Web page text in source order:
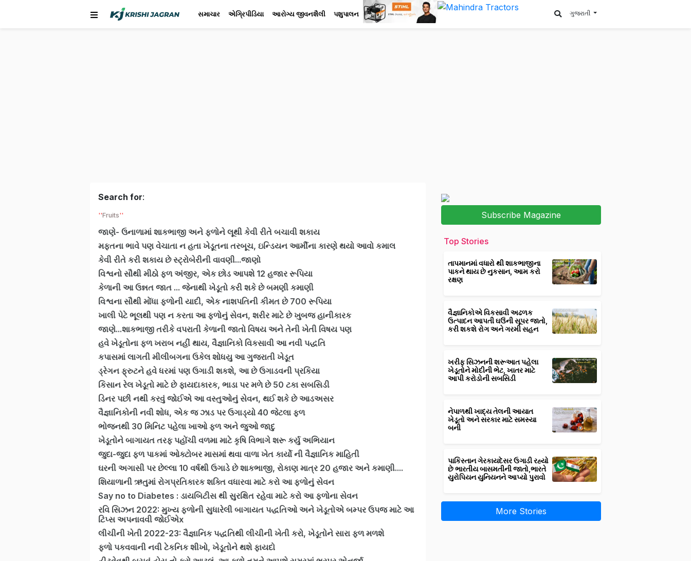
સમાચાર એગ્રિપીડિયા આરોગ્ય જીવનશૈલી પશુપાલન ગુજરાતી
Search for:
Fruits
જાણે- ઉનાળામાં શાકભાજી અને ફળોને લૂથી કેવી રીતે બચાવી શકાય
મફતના ભાવે પણ વેચાતા ન હતા ખેડૂતના તરબૂચ, ઇન્ડિયન આર્મીના કારણે થયો આવો કમાલ
કેવી રીતે કરી શકાય છે સ્ટ્રોબેરીની વાવણી...જાણો
વિશ્વનો સૌથી મીઠો ફળ અંજીર, એક છોડ આપશે 12 હજાર રૂપિયા
કેળાની આ ઉન્નત જાત ... જેનાથી ખેડૂતો કરી શકે છે બમણી કમાણી
વિશ્વના સૌથી મોંધા ફળોની યાદી, એક નાશપતિની કીમત છે 700 રૂપિયા
ખાલી પેટે ભૂલથી પણ ન કરતા આ ફળોનું સેવન, શરીર માટે છે ખુબજ હાનીકારક
જાણે...શાકભાજી તરીકે વપરાતી કેળાની જાતો વિષય અને તેની ખેતી વિષય પણ
હવે ખેડૂતોના ફળ ખરાબ નહીં થાય, વૈજ્ઞાનિકો વિકસાવી આ નવી પદ્ધતિ
કપાસમાં લાગતી મીલીબગના ઉકેલ શોધયુ આ ગુજરાતી ખેડૂત
ડ્રેગન ફ્રુટને હવે ધરમાં પણ ઉગાડી શકશે, આ છે ઉગાડવની પ્રકિયા
કિસાન રેલ ખેડૂતો માટે છે ફાયદાકારક, ભાડા પર મળે છે 50 ટકા સબસિડી
ડિનર પછી નથી કરવું જોઈએ આ વસ્તુઓનું સેવન, થઈ શકે છે આડઅસર
વૈજ્ઞાનિકોની નવી શોધ, એક જ ઝાડ પર ઉગાડ્યો 40 જેટલા ફળ
ભોજનથી 30 મિનિટ પહેલા ખાઓ ફળ અને જુઓ જાદુ
ખેડૂતોને બાગાયત તરફ પહોંચી વળમા માટે કૃષિ વિભાગે શરૂ કર્યુ અભિયાન
જુદા-જુદા ફળ પાકમાં ઓક્ટોબર માસમાં થવા વાળા ખેત કાર્યો ની વૈજ્ઞાનિક માહિતી
ઘરની અગાસી પર છેલ્લા 10 વર્ષથી ઉગાડે છે શાકભાજી, રોકાણ માત્ર 20 હજાર અને કમાણી....
શિયાળાની ઋતુમાં રોગપ્રતિકારક શક્તિ વધારવા માટે કરો આ ફળોનું સેવન
Say no to Diabetes : ડાયબિટીસ થી સુરક્ષિત રહેવા માટે કરો આ ફળોના સેવન
રવિ સિઝન 2022: મુખ્ય ફળોની સુધારેલી બાગાયત પદ્ધતિઓ અને ખેડૂતોએ બમ્પર ઉપજ માટે આ
ટિપ્સ અપનાવવી જોઈએx
લીચીની ખેતી 2022-23: વૈજ્ઞાનિક પદ્ધતિથી લીચીની ખેતી કરો, ખેડૂતોને સારા ફળ મળશે
ફળો પકવવાની નવી ટેકનિક શીખો, ખેડૂતોને થશે ફાયદો
Subscribe Magazine
Top Stories
તાપમાનમાં વધારો થી શાકભાજીના
પાકને થાય છે નુકસાન, આમ કરો
રક્ષણ
વૈજ્ઞાનિકોએ વિકસાવી અઢળક
ઉત્પાદન આપતી ઘઉંની સૂપર જાતો,
કરી શકશે રોગ અને ગરમી સહન
ખરીફ સિઝનની શરૂઆત પહેલા
ખેડૂતોને મોદીની ભેટ, ખાતર માટે
આપી કરોડોની સબસિડી
નેપાળથી ખાદ્ય તેલની આયાત
ખેડૂતો અને સરકાર માટે સમસ્યા
બની
પાકિસ્તાન ગેરકાયદેસર ઉગાડી રહ્યો
છે ભારતીય બાસમતીની જાતો,ભારતે
યુરોપિયન યુનિયનને આપ્યો પુરાવો
More Stories